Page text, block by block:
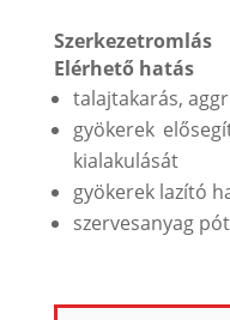
Szerkezetromlás
Elérhető hatás
talajtakarás,
gyökerek
kialakulását
gyökerek lazító
szervesanyag